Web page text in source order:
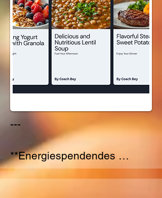
- ¼ Tasse Granola
- 1 Esslöffel Chiasamen
- ½ Tasse Mandelmilch (oder
Milch nach Wahl)
(optional, zum Süßen)
**Gesunder Puten-Wrap zum
Mittagessen**
*Zutaten:*
---
**Energiespendendes
Joghurt-Parfait mit Granola**